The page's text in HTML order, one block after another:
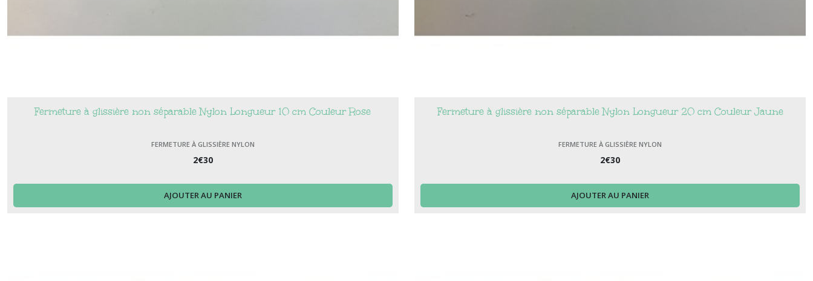
Fermeture à glissière non séparable Nylon Longueur 10 cm Couleur Rose
FERMETURE À GLISSIÈRE NYLON
2€30
AJOUTER AU PANIER
Fermeture à glissière non séparable Nylon Longueur 20 cm Couleur Jaune
FERMETURE À GLISSIÈRE NYLON
2€30
AJOUTER AU PANIER